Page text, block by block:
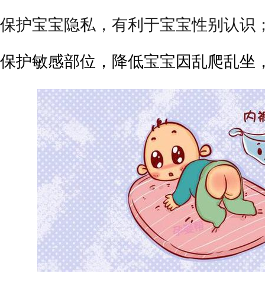
保护宝宝隐私，有利于宝宝性别认识
保护敏感部位，降低宝宝因乱爬乱坐